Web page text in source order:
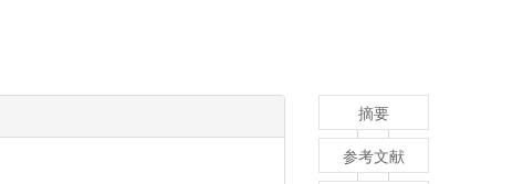
摘要
参考文献